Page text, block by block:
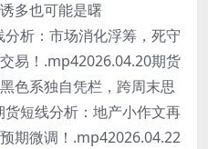
多也可能是曙
析：市场消化浮筹，死守
易！.mp42026.04.20期货
色系独自凭栏，跨周末思
短线分析：地产小作文再
期微调！.mp42026.04.22